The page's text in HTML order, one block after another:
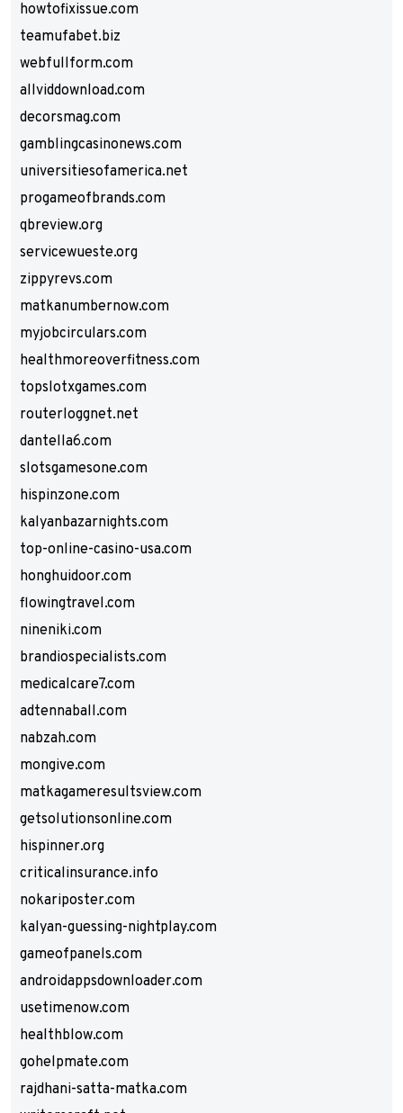
howtofixissue.com
teamufabet.biz
webfullform.com
allviddownload.com
decorsmag.com
gamblingcasinonews.com
universitiesofamerica.net
progameofbrands.com
qbreview.org
servicewueste.org
zippyrevs.com
matkanumbernow.com
myjobcirculars.com
healthmoreoverfitness.com
topslotxgames.com
routerloggnet.net
dantella6.com
slotsgamesone.com
hispinzone.com
kalyanbazarnights.com
top-online-casino-usa.com
honghuidoor.com
flowingtravel.com
nineniki.com
brandiospecialists.com
medicalcare7.com
adtennaball.com
nabzah.com
mongive.com
matkagameresultsview.com
getsolutionsonline.com
hispinner.org
criticalinsurance.info
nokariposter.com
kalyan-guessing-nightplay.com
gameofpanels.com
androidappsdownloader.com
usetimenow.com
healthblow.com
gohelpmate.com
rajdhani-satta-matka.com